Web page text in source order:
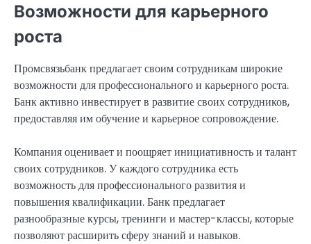
Возможности для карьерного
роста
Промсвязьбанк предлагает своим сотрудникам широкие
возможности для профессионального и карьерного роста.
Банк активно инвестирует в развитие своих сотрудников,
предоставляя им обучение и карьерное сопровождение.
Компания оценивает и поощряет инициативность и талант
своих сотрудников. У каждого сотрудника есть
возможность для профессионального развития и
повышения квалификации. Банк предлагает
разнообразные курсы, тренинги и мастер-классы, которые
позволяют расширить сферу знаний и навыков.